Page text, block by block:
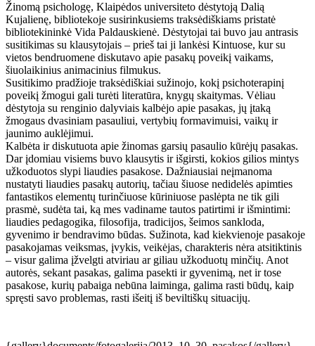
Žinomą psichologę, Klaipėdos universiteto dėstytoją Dalią
Kujalienę, bibliotekoje susirinkusiems traksėdiškiams pristatė
bibliotekininkė Vida Paldauskienė. Dėstytojai tai buvo jau antrasis
susitikimas su klausytojais – prieš tai ji lankėsi Kintuose, kur su
vietos bendruomene diskutavo apie pasakų poveikį vaikams,
šiuolaikinius animacinius filmukus.
Susitikimo pradžioje traksėdiškiai sužinojo, kokį psichoterapinį
poveikį žmogui gali turėti literatūra, knygų skaitymas. Vėliau
dėstytoja su renginio dalyviais kalbėjo apie pasakas, jų įtaką
žmogaus dvasiniam pasauliui, vertybių formavimuisi, vaikų ir
jaunimo auklėjimui.
Kalbėta ir diskutuota apie žinomas garsių pasaulio kūrėjų pasakas.
Dar įdomiau visiems buvo klausytis ir išgirsti, kokios gilios mintys
užkoduotos slypi liaudies pasakose. Dažniausiai neįmanoma
nustatyti liaudies pasakų autorių, tačiau šiuose nedidelės apimties
fantastikos elementų turinčiuose kūriniuose paslėpta ne tik gili
prasmė, sudėta tai, ką mes vadiname tautos patirtimi ir išmintimi:
liaudies pedagogika, filosofija, tradicijos, šeimos sankloda,
gyvenimo ir bendravimo būdas. Sužinota, kad kiekvienoje pasakoje
pasakojamas veiksmas, įvykis, veikėjas, charakteris nėra atsitiktinis
– visur galima įžvelgti atviriau ar giliau užkoduotų minčių. Anot
autorės, sekant pasakas, galima pasekti ir gyvenimą, net ir tose
pasakose, kurių pabaiga nebūna laiminga, galima rasti būdų, kaip
spręsti savo problemas, rasti išeitį iš beviltiškų situacijų.